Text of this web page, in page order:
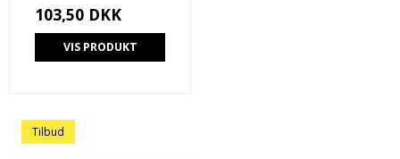
103,50 DKK
VIS PRODUKT
Tilbud